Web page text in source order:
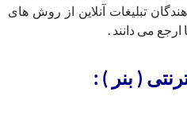
تبلیغات آنلاین از روش های
می دانند .
( بنر ) :